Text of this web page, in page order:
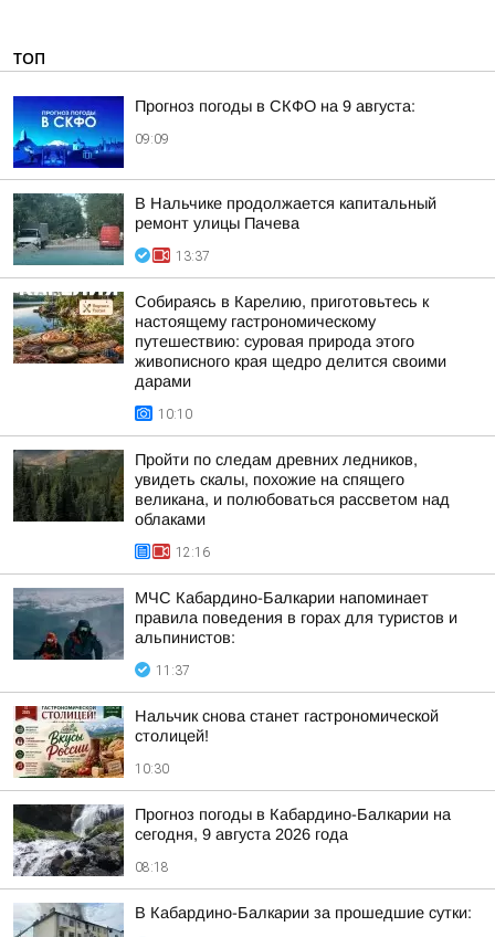
ТОП
Прогноз погоды в СКФО на 9 августа:
09:09
В Нальчике продолжается капитальный
ремонт улицы Пачева
13:37
Собираясь в Карелию, приготовьтесь к
настоящему гастрономическому
путешествию: суровая природа этого
живописного края щедро делится своими
дарами
10:10
Пройти по следам древних ледников,
увидеть скалы, похожие на спящего
великана, и полюбоваться рассветом над
облаками
12:16
МЧС Кабардино-Балкарии напоминает
правила поведения в горах для туристов и
альпинистов:
11:37
Нальчик снова станет гастрономической
столицей!
10:30
Прогноз погоды в Кабардино-Балкарии на
сегодня, 9 августа 2026 года
08:18
В Кабардино-Балкарии за прошедшие сутки: